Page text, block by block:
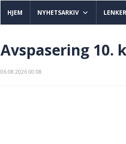
HJEM NYHETSARKIV LENKER
Avspasering 10.
06.08.2026 00:08